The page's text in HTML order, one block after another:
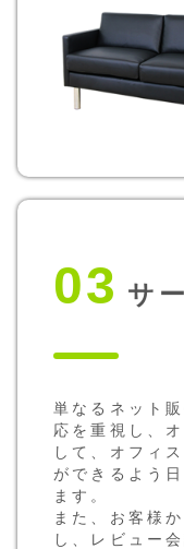
03 サ
単なるネット
応を重視し、
して、オフィ
ができるよう
ます。
また、お客様
し、レビュー